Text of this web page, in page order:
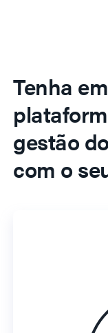
Tenha
gestão
com o